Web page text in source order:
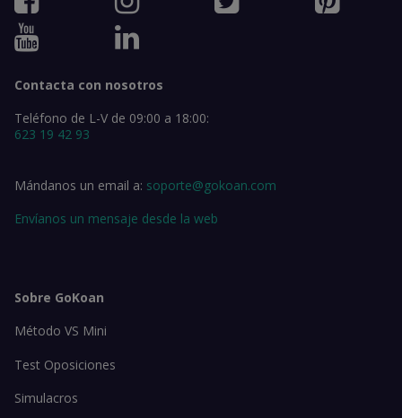
Contacta con nosotros
Teléfono de L-V de 09:00 a 18:00:
623 19 42 93
Mándanos un email a: soporte@gokoan.com
Envíanos un mensaje desde la web
Sobre GoKoan
Método VS Mini
Test Oposiciones
Simulacros